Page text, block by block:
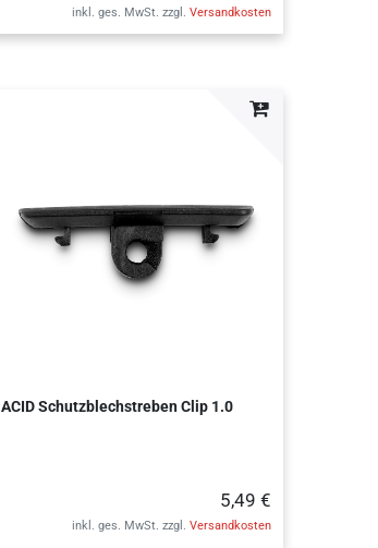
inkl. ges. MwSt. zzgl. Versandkosten
ACID Schutzblechstreben Clip 1.0
5,49 €
inkl. ges. MwSt. zzgl. Versandkosten